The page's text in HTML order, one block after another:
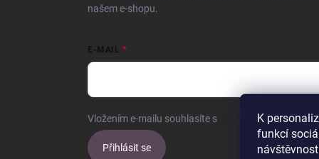
K
funkcí
našem e-shopu.
E-MAIL
Vložením e-mailu souhlasíte s podmínkami ochrany
Přihlásit se